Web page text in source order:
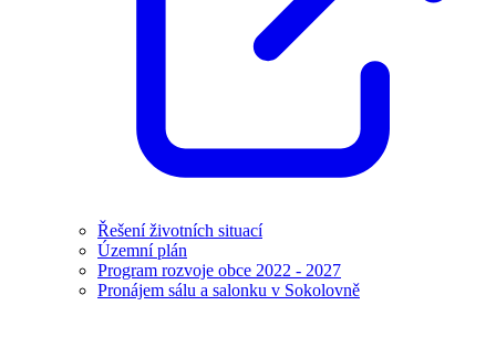
Řešení životních situací
Územní plán
Program rozvoje obce 2022 - 2027
Pronájem sálu a salonku v Sokolovně